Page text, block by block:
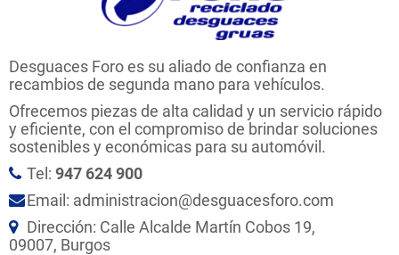
Desguaces Foro es su aliado de confianza en
recambios de segunda mano para vehículos.
Ofrecemos piezas de alta calidad y un servicio rápido
y eficiente, con el compromiso de brindar soluciones
sostenibles y económicas para su automóvil.
Tel: 947 624 900
Email: administracion@desguacesforo.com
Dirección: Calle Alcalde Martín Cobos 19,
09007, Burgos